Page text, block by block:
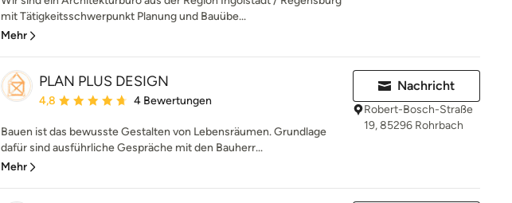
mit Tätigkeitsschwerpunkt Planung und Bauübe...
Mehr
PLAN PLUS DESIGN
Durchschnittliche Bewertung: 4.8 von 5 Sternen
4,8 4 Bewertungen
Bauen ist das bewusste Gestalten von Lebensräumen. Grundlage
dafür sind ausführliche Gespräche mit den Bauherr...
Mehr
Nachricht
Robert-Bosch-Straße
19, 85296 Rohrbach